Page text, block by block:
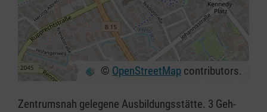
⇧
© OpenStreetMap contributors.
Zentrumsnah gelegene Ausbildungsstätte. 3 Geh-